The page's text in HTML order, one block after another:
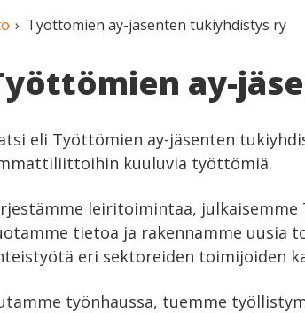
Työttömien ay-jäsenten tukiyhdistys ry
ay-
eli Työttömien ay-jäsenten
kuuluvia työttömiä.
leiritoimintaa,
tietoa ja rakennamme uusia
eri sektoreiden toimijoiden
työnhaussa, tuemme